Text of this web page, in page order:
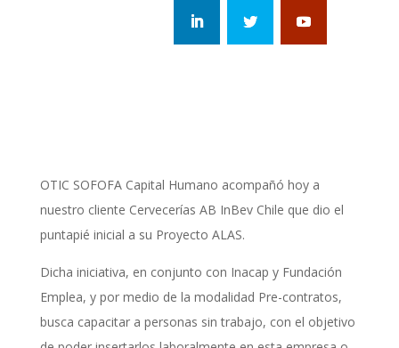
OTIC SOFOFA Capital Humano acompañó hoy a
nuestro cliente Cervecerías AB InBev Chile que dio el
puntapié inicial a su Proyecto ALAS.
Dicha iniciativa, en conjunto con Inacap y Fundación
Emplea, y por medio de la modalidad Pre-contratos,
busca capacitar a personas sin trabajo, con el objetivo